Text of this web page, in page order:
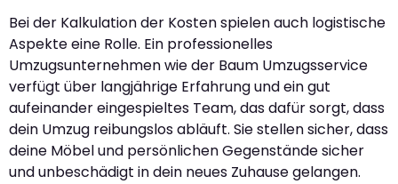
Bei der Kalkulation der Kosten spielen auch logistische
Aspekte eine Rolle. Ein professionelles
Umzugsunternehmen wie der Baum Umzugsservice
verfügt über langjährige Erfahrung und ein gut
aufeinander eingespieltes Team, das dafür sorgt, dass
dein Umzug reibungslos abläuft. Sie stellen sicher, dass
deine Möbel und persönlichen Gegenstände sicher
und unbeschädigt in dein neues Zuhause gelangen.